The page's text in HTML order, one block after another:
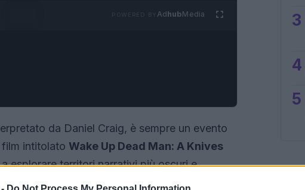
AdhubMedia
da Daniel Craig, è sempre un evento
intitolato Wake Up Dead Man: A Knives
esplorare territori narrativi più oscuri e
questo atteso sequel? In questo articolo,
3
4
5